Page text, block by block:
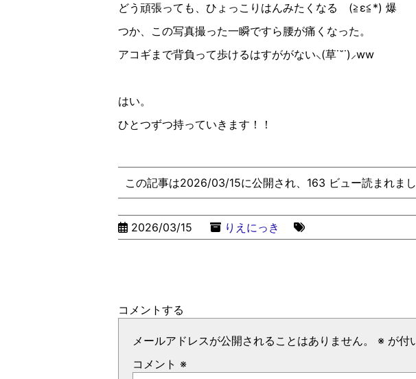
どう頑張っても、ひょっこりはんみたくなるゞ (≧ε≦*) 爆
つか、この写真撮った一瞬ですら腰が痛くなった。
アコギまで背負って歩けるはすががない⸜(草˙˘˙)⸝ww
はい。
ひとつずつ持っていきます！！
この記事は2026/03/15に公開され、163 ビュー読まれまし
2026/03/15 りえにっき
コメントする
メールアドレスが公開されることはありません。 ※ が付
コメント ※